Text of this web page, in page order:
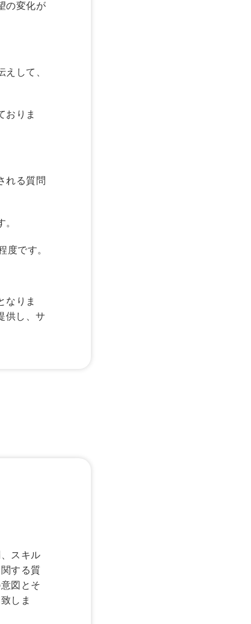
の変化が
して、
おりま
れる質問
度です。
なりま
供し、サ
スキル
する質
図とそ
しま